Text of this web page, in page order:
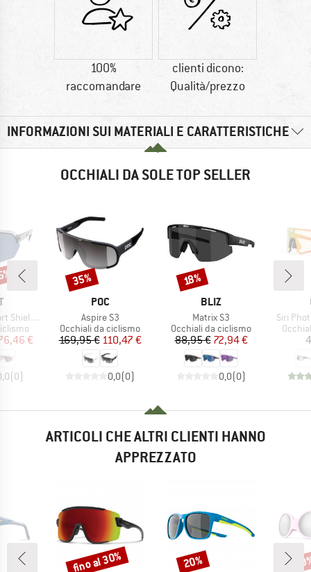
100%
raccomandare
clienti dicono:
Qualità/prezzo
INFORMAZIONI SUI MATERIALI E CARATTERISTICHE
OCCHIALI DA SOLE TOP SELLER
S3
ridotto
€
(0)
MARCHIO
POC
Articolo
Aspire S3
Gruppo di prodotti
Occhiali da ciclismo
Prezzo
169,95 €Prezzo ridotto
110,47 €
0,0(0)
Sconto
35%
MARCHIO
BLIZ
Articolo
Matrix S3
Gruppo di prodotti
Occhiali da ciclismo
Prezzo
88,95 €Prezzo ridotto
72,94 €
0,0(0)
Sconto
18%
Articolo
Siri
ARTICOLI CHE ALTRI CLIENTI HANNO
APPREZZATO
Sconto
fino al 30% Sconto
20%